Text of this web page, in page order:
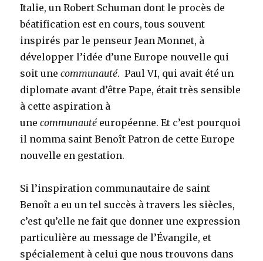
Italie, un Robert Schuman dont le procès de
béatification est en cours, tous souvent
inspirés par le penseur Jean Monnet, à
développer l’idée d’une Europe nouvelle qui
soit unecommunauté. Paul VI, qui avait été un
diplomate avant d’être Pape, était très sensible
à cette aspiration à
unecommunautéeuropéenne. Et c’est pourquoi
il nomma saint Benoît Patron de cette Europe
nouvelle en gestation.
Si l’inspiration communautaire de saint
Benoît a eu un tel succès à travers les siècles,
c’est qu’elle ne fait que donner une expression
particulière au message de l’Évangile, et
spécialement à celui que nous trouvons dans